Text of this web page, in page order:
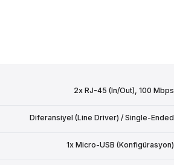
2x RJ-45 (In/Out), 100 Mbps
Diferansiyel (Line Driver) / Single-Ended
1x Micro-USB (Konfigürasyon)